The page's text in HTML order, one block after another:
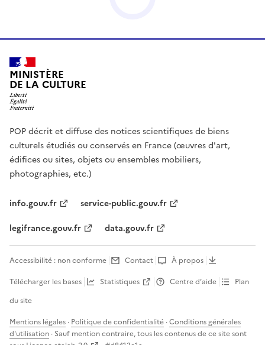
MINISTÈRE
DE LA CULTURE
POP décrit et diffuse des notices scientifiques de biens
culturels étudiés ou conservés en France (œuvres d'art,
édifices ou sites, objets ou ensembles mobiliers,
photographies, etc.)
info.gouv.fr
service-public.gouv.fr
legifrance.gouv.fr
data.gouv.fr
Accessibilité : non conforme Contact
À propos
Télécharger les bases
Statistiques Centre d’aide
Plan
du site
Mentions légales · Politique de confidentialité ·Conditions générales
d'utilisation · Sauf mention contraire, tous les contenus de ce site sont